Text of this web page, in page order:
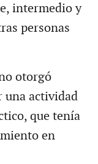
intermedio y
personas
otorgó
una actividad
que tenía
en